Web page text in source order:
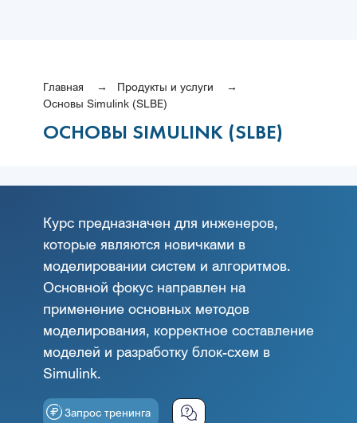
Главная
Продукты и услуги
Основы Simulink (SLBE)
ОСНОВЫ SIMULINK (SLBE)
Курс предназначен для инженеров,
которые являются новичками в
моделировании систем и алгоритмов.
Основной фокус направлен на
применение основных методов
моделирования, корректное составление
моделей и разработку блок-схем в
Simulink.
Запрос тренинга